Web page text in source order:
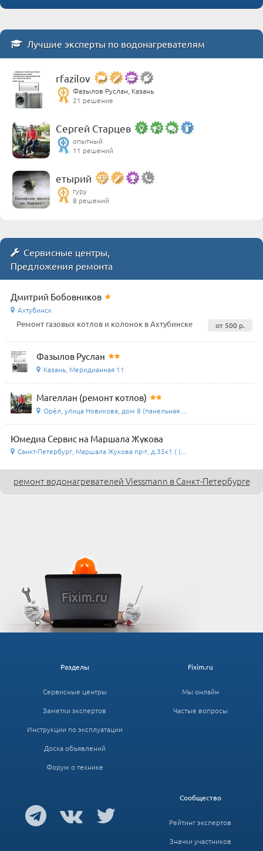
Лучшие эксперты по водонагревателям
rfazilov
Фазылов Руслан, Казань
21 решение
Сергей Старцев
опытный
11 решений
етырий
гуру
8 решений
Сервисные центры,
Предложения ремонта
Дмитрий Бобовников
Ахтубинск
от 500 р.
Ремонт газовых котлов и колонок в Ахтубинске
Фазылов Руслан
Казань, Меридианная 11
Магеллан (ремонт котлов)
Орёл, улица Новикова, дом 8 (панельная ...
Юмедиа Сервис на Маршала Жукова
Санкт-Петербург, Маршала Жукова пр-т, д.35к1 ( (...
ремонт водонагревателей Viessmann в Санкт-Петербурге
Fixim.ru
Мы онлайн
Частые вопросы
Разделы
Сервисные центры
Заметки экспертов
Инструкции по эксплуатации
Доска объявлений
Форум о технике
Сообщество
Рейтинг экспертов
Значки участников